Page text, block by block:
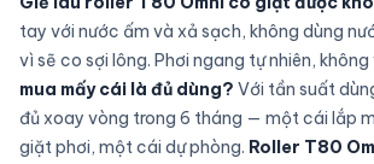
tay với nước ấm và xả sạch, không dùng
vì sẽ co sợi lông. Phơi ngang tự nhiên,
mua mấy cái là đủ dùng? Với tần suất
đủ xoay vòng trong 6 tháng — một cái lắp
giặt phơi, một cái dự phòng. Roller T80